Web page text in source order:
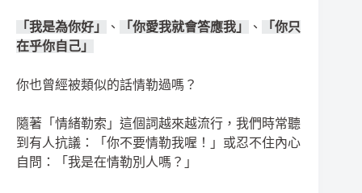
「我是為你好」 、 「你愛我就會答應我」 、
「你只
在乎你自己」
你也曾經被類似的話情勒過嗎？
隨著「情緒勒索」這個詞越來越流行，我們時常聽
到有人抗議：「你不要情勒我喔！」或忍不住內心
自問：「我是在情勒別人嗎？」